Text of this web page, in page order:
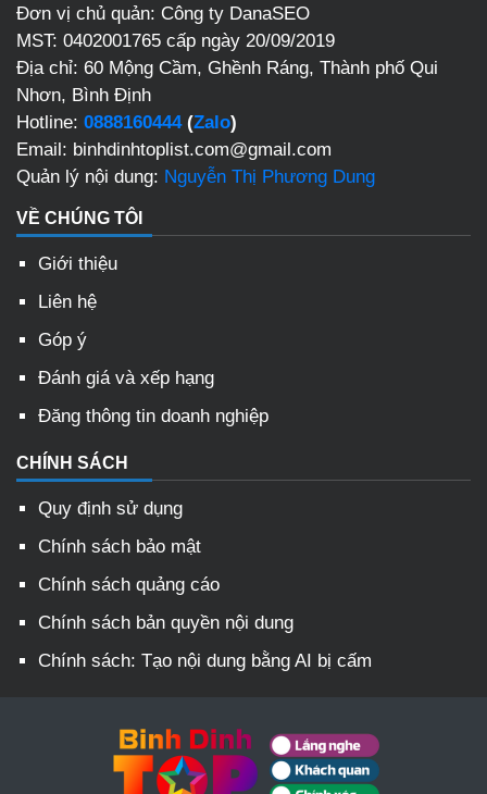
Đơn vị chủ quản: Công ty DanaSEO
MST: 0402001765 cấp ngày 20/09/2019
Địa chỉ: 60 Mộng Cầm, Ghềnh Ráng, Thành phố Qui
Nhơn, Bình Định
Hotline: 0888160444(Zalo)
Email: binhdinhtoplist.com@gmail.com
Quản lý nội dung: Nguyễn Thị Phương Dung
VỀ CHÚNG TÔI
Giới thiệu
Liên hệ
Góp ý
Đánh giá và xếp hạng
Đăng thông tin doanh nghiệp
CHÍNH SÁCH
Quy định sử dụng
Chính sách bảo mật
Chính sách quảng cáo
Chính sách bản quyền nội dung
Chính sách: Tạo nội dung bằng AI bị cấm